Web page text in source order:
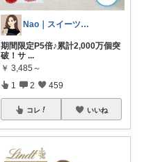
Nao｜スイーツROOM🍰
期間限定P5倍♪累計2,000万個突
破！サ ...
￥ 3,485～
1 2 459
コレ いいね